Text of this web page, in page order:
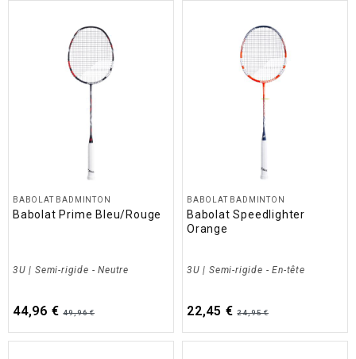
BABOLAT BADMINTON
Babolat Prime Bleu/Rouge
3U | Semi-rigide - Neutre
44,96 € 49,96 €
BABOLAT BADMINTON
Babolat Speedlighter
Orange
3U | Semi-rigide - En-tête
22,45 € 24,95 €